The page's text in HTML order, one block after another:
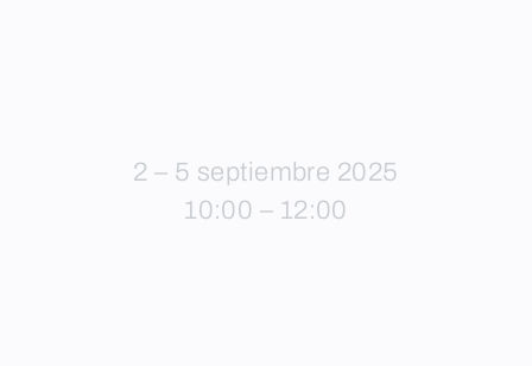
2 – 5 septiembre 2025
10:00 – 12:00